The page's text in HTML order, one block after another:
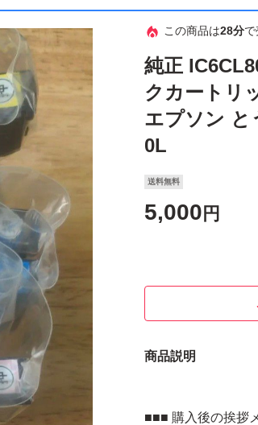
この商品は28分
純正
クカートリ
エプソン と
0L
送料無料
5,000 円
商品説明
■■■ 購入後の挨拶